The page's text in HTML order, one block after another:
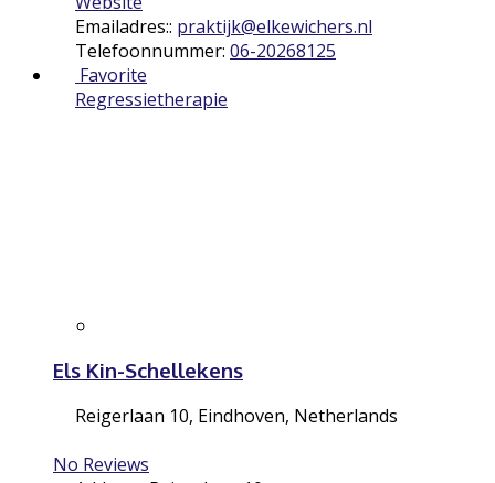
Emailadres:: praktijk@elkewichers.nl
Telefoonnummer: 06-20268125
Favorite
Regressietherapie
Els Kin-Schellekens
Reigerlaan 10, Eindhoven, Netherlands
No Reviews